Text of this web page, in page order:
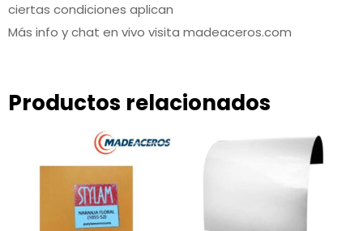
ciertas condiciones aplican
Más info y chat en vivo visita madeaceros.com
Productos relacionados